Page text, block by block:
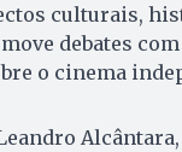
culturais,
debates
o cinema